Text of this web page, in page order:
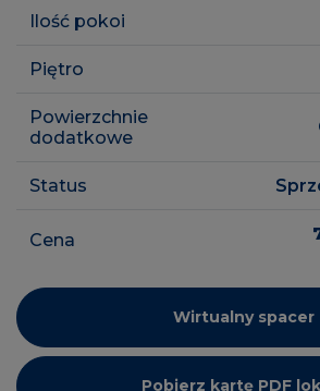
Ilość pokoi
Piętro
Powierzchnie
dodatkowe
Status
Cena
Wirtualny spacer
Pobierz kartę PDF